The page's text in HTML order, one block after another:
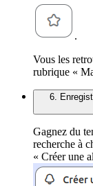
.
Vous les
rubrique «
6.
Gagnez du
recherche à
« Créer une